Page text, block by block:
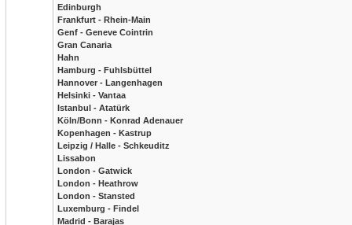
Edinburgh
Frankfurt - Rhein-Main
Genf - Geneve Cointrin
Gran Canaria
Hahn
Hamburg - Fuhlsbüttel
Hannover - Langenhagen
Helsinki - Vantaa
Istanbul - Atatürk
Köln/Bonn - Konrad Adenauer
Kopenhagen - Kastrup
Leipzig / Halle - Schkeuditz
Lissabon
London - Gatwick
London - Heathrow
London - Stansted
Luxemburg - Findel
Madrid - Barajas